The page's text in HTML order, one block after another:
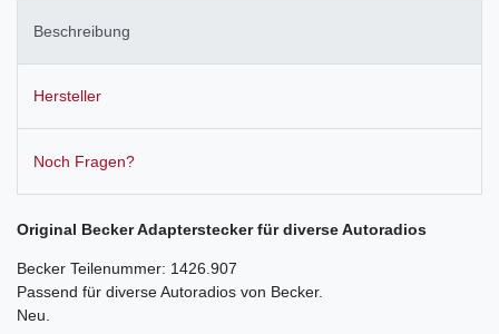
Beschreibung
Hersteller
Noch Fragen?
Original Becker Adapterstecker für diverse Autoradios
Becker Teilenummer: 1426.907
Passend für diverse Autoradios von Becker.
Neu.